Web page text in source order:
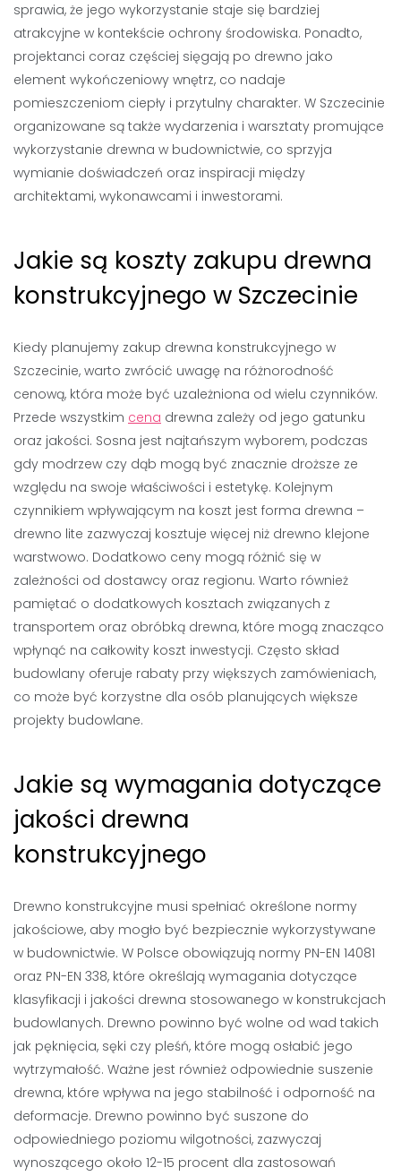
sprawia, że jego wykorzystanie staje się bardziej
atrakcyjne w kontekście ochrony środowiska. Ponadto,
projektanci coraz częściej sięgają po drewno jako
element wykończeniowy wnętrz, co nadaje
pomieszczeniom ciepły i przytulny charakter. W Szczecinie
organizowane są także wydarzenia i warsztaty promujące
wykorzystanie drewna w budownictwie, co sprzyja
wymianie doświadczeń oraz inspiracji między
architektami, wykonawcami i inwestorami.
Jakie są koszty zakupu drewna
konstrukcyjnego w Szczecinie
Kiedy planujemy zakup drewna konstrukcyjnego w
Szczecinie, warto zwrócić uwagę na różnorodność
cenową, która może być uzależniona od wielu czynników.
Przede wszystkim cena drewna zależy od jego gatunku
oraz jakości. Sosna jest najtańszym wyborem, podczas
gdy modrzew czy dąb mogą być znacznie droższe ze
względu na swoje właściwości i estetykę. Kolejnym
czynnikiem wpływającym na koszt jest forma drewna –
drewno lite zazwyczaj kosztuje więcej niż drewno klejone
warstwowo. Dodatkowo ceny mogą różnić się w
zależności od dostawcy oraz regionu. Warto również
pamiętać o dodatkowych kosztach związanych z
transportem oraz obróbką drewna, które mogą znacząco
wpłynąć na całkowity koszt inwestycji. Często skład
budowlany oferuje rabaty przy większych zamówieniach,
co może być korzystne dla osób planujących większe
projekty budowlane.
Jakie są wymagania dotyczące
jakości drewna
konstrukcyjnego
Drewno konstrukcyjne musi spełniać określone normy
jakościowe, aby mogło być bezpiecznie wykorzystywane
w budownictwie. W Polsce obowiązują normy PN-EN 14081
oraz PN-EN 338, które określają wymagania dotyczące
klasyfikacji i jakości drewna stosowanego w konstrukcjach
budowlanych. Drewno powinno być wolne od wad takich
jak pęknięcia, sęki czy pleśń, które mogą osłabić jego
wytrzymałość. Ważne jest również odpowiednie suszenie
drewna, które wpływa na jego stabilność i odporność na
deformacje. Drewno powinno być suszone do
odpowiedniego poziomu wilgotności, zazwyczaj
wynoszącego około 12-15 procent dla zastosowań